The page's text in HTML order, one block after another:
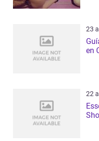
23
en
22